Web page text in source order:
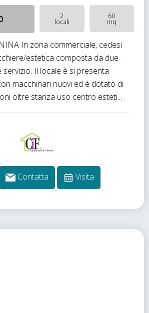
2
locali
60
mq
In zona commerciale, cedesi
estetica composta da due
servizio. Il locale è si presenta
macchinari nuovi ed é dotato di
oltre stanza uso centro esteti...
Contatta Visita